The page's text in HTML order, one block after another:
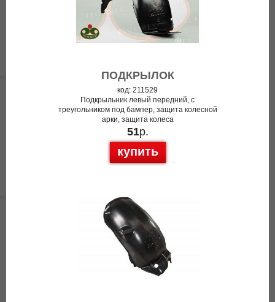
ПОДКРЫЛОК
код: 211529
Подкрыльник левый передний, с
треугольником под бампер, защита колесной
арки, защита колеса
51р.
купить